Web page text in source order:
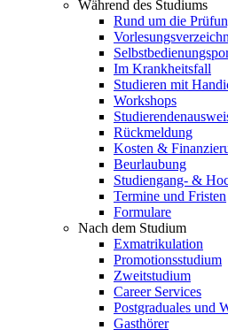
Während des Studiums
Rund um die
Im Krankheitsfall
Studieren mit
Workshops
Rückmeldung
Kosten &
Beurlaubung
Studiengang- &
Termine und Fristen
Formulare
Nach dem Studium
Exmatrikulation
Promotionsstudium
Zweitstudium
Career Services
Postgraduales und
Gasthörer